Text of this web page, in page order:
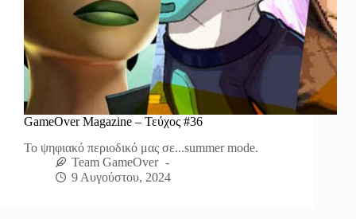
GameOver Magazine – Τεύχος #36
Το ψηφιακό περιοδικό μας σε...summer mode.
Team GameOver
9 Αυγούστου, 2024